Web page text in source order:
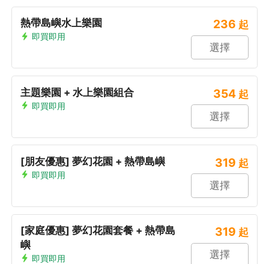
熱帶島嶼水上樂園
即買即用
236 起
選擇
主題樂園 + 水上樂園組合
即買即用
354 起
選擇
[朋友優惠] 夢幻花園 + 熱帶島嶼
即買即用
319 起
選擇
[家庭優惠] 夢幻花園套餐 + 熱帶島
嶼
即買即用
319 起
選擇